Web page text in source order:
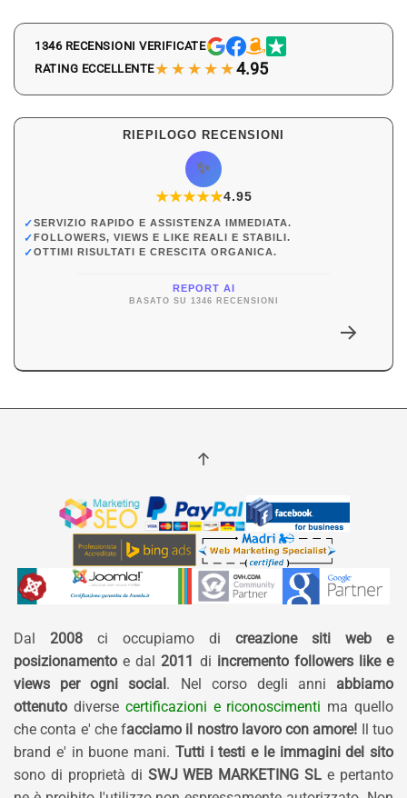
1346 RECENSIONI VERIFICATE
RATING ECCELLENTE★★★★★4.95
RIEPILOGO RECENSIONI
✨
★★★★★
★4.95
✓SERVIZIO RAPIDO E ASSISTENZA IMMEDIATA.
✓FOLLOWERS, VIEWS E LIKE REALI E STABILI.
✓OTTIMI RISULTATI E CRESCITA ORGANICA.
REPORT AI
BASATO SU 1346 RECENSIONI
Dal 2008 ci occupiamo di creazione siti web e
posizionamento e dal 2011 di incremento followers like e
views per ogni social. Nel corso degli anni abbiamo
ottenuto diverse certificazioni e riconoscimenti ma quello
che conta e' che facciamo il nostro lavoro con amore! Il tuo
brand e' in buone mani. Tutti i testi e le immagini del sito
sono di proprietà di SWJ WEB MARKETING SL e pertanto